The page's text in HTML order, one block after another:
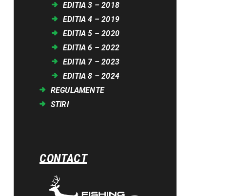
EDITIA 3 – 2018
EDITIA 4 – 2019
EDITIA 5 – 2020
EDITIA 6 – 2022
EDITIA 7 – 2023
EDITIA 8 – 2024
REGULAMENTE
STIRI
CONTACT